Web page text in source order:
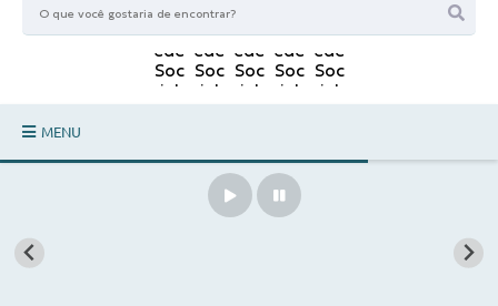
MENU
Transparência